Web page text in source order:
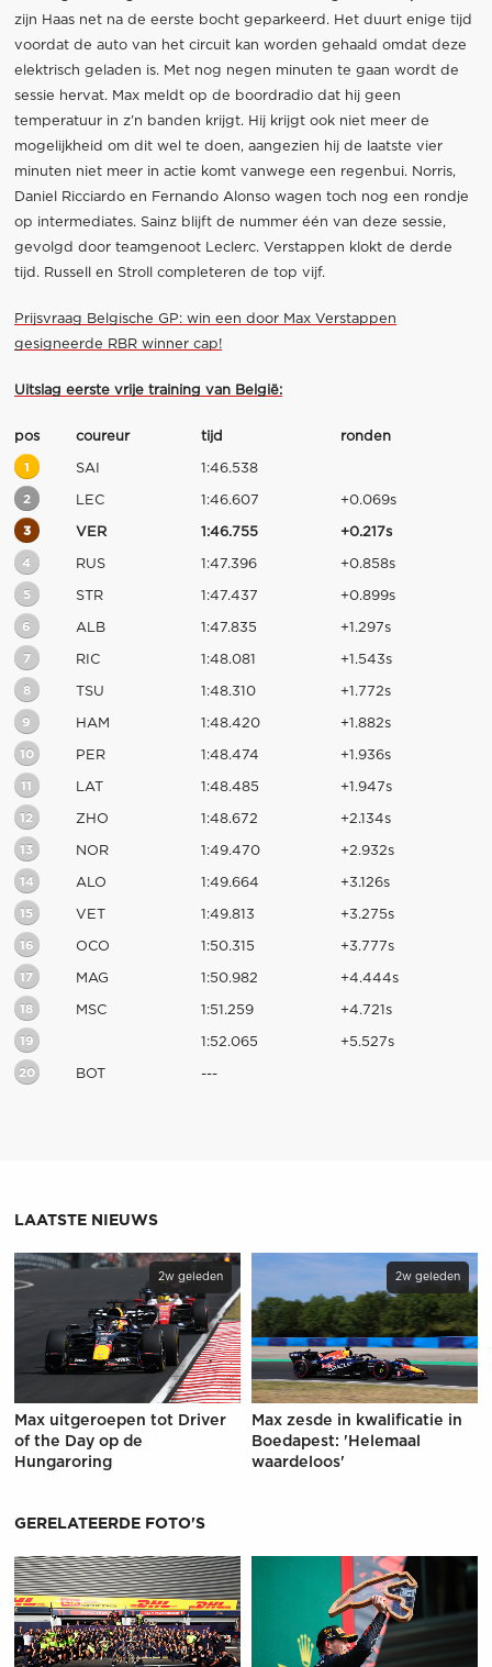
zijn Haas net na de eerste bocht geparkeerd. Het duurt enige tijd
voordat de auto van het circuit kan worden gehaald omdat deze
elektrisch geladen is. Met nog negen minuten te gaan wordt de
sessie hervat. Max meldt op de boordradio dat hij geen
temperatuur in z’n banden krijgt. Hij krijgt ook niet meer de
mogelijkheid om dit wel te doen, aangezien hij de laatste vier
minuten niet meer in actie komt vanwege een regenbui. Norris,
Daniel Ricciardo en Fernando Alonso wagen toch nog een rondje
op intermediates. Sainz blijft de nummer één van deze sessie,
gevolgd door teamgenoot Leclerc. Verstappen klokt de derde
tijd. Russell en Stroll completeren de top vijf.
Prijsvraag Belgische GP: win een door Max Verstappen
gesigneerde RBR winner cap!
Uitslag eerste vrije training van België:
pos coureur tijd ronden
1 SAI 1:46.538
2 LEC 1:46.607 +0.069s
3 VER 1:46.755 +0.217s
4 RUS 1:47.396 +0.858s
5 STR 1:47.437 +0.899s
6 ALB 1:47.835 +1.297s
7 RIC 1:48.081 +1.543s
8 TSU 1:48.310 +1.772s
9 HAM 1:48.420 +1.882s
10 PER 1:48.474 +1.936s
11 LAT 1:48.485 +1.947s
12 ZHO 1:48.672 +2.134s
13 NOR 1:49.470 +2.932s
14 ALO 1:49.664 +3.126s
15 VET 1:49.813 +3.275s
16 OCO 1:50.315 +3.777s
17 MAG 1:50.982 +4.444s
18 MSC 1:51.259 +4.721s
19 1:52.065 +5.527s
20 BOT ---
LAATSTE NIEUWS
2w geleden
Max uitgeroepen tot Driver
of the Day op de
Hungaroring
2w geleden
Max zesde in kwalificatie in
Boedapest: 'Helemaal
waardeloos'
GERELATEERDE FOTO'S